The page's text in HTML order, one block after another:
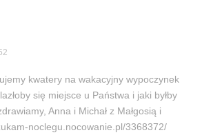
kwatery na wakacyjny wypoczynek
się miejsce u Państwa i jaki byłby
Anna i Michał z Małgosią i
noclegu.nocowanie.pl/3368372/